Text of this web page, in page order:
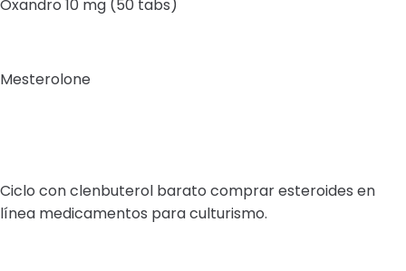
Oxandro 10 mg (50 tabs)
Mesterolone
Ciclo con clenbuterol barato comprar esteroides en
línea medicamentos para culturismo.